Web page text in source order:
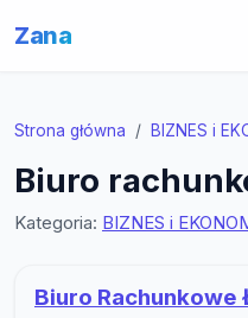
Zana
Strona główna BIZNES i
Biuro
Kategoria: BIZNES i
Biuro Rachunkowe